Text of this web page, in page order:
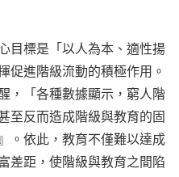
目標是「以人為本、適性揚
促進階級流動的積極作用。
，「各種數據顯示，窮人階
至反而造成階級與教育的固
。依此，教育不僅難以達成
差距，使階級與教育之間陷